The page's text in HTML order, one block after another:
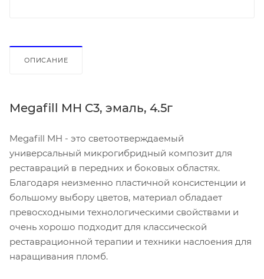
ОПИСАНИЕ
Megafill MH C3, эмаль, 4.5г
Megafill MH - это светоотверждаемый
универсальный микрогибридный композит для
реставраций в передних и боковых областях.
Благодаря неизменно пластичной консистенции и
большому выбору цветов, материал обладает
превосходными технологическими свойствами и
очень хорошо подходит для классической
реставрационной терапии и техники наслоения для
наращивания пломб.